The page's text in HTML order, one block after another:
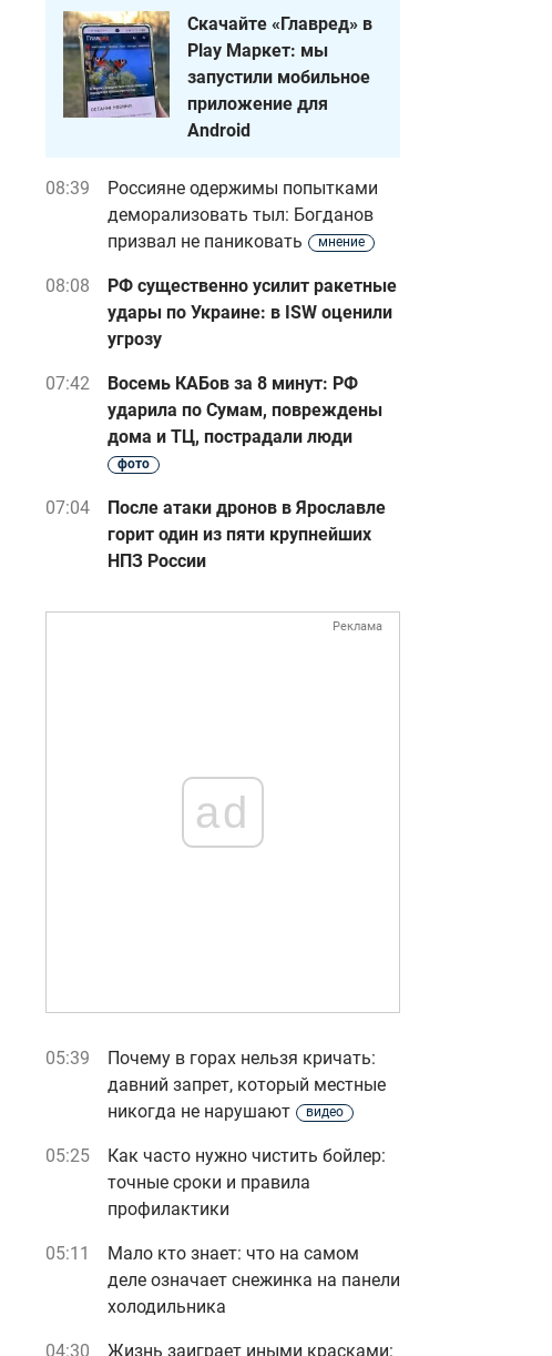
Скачайте «Главред» в
Play Маркет: мы
запустили мобильное
приложение для
Android
08:39
Россияне одержимы попытками
деморализовать тыл: Богданов
призвал не паниковать
мнение
08:08
РФ существенно усилит ракетные
удары по Украине: в ISW оценили
угрозу
07:42
Восемь КАБов за 8 минут: РФ
ударила по Сумам, повреждены
дома и ТЦ, пострадали люди
фото
07:04
После атаки дронов в Ярославле
горит один из пяти крупнейших
НПЗ России
Реклама
ad
05:39
Почему в горах нельзя кричать:
давний запрет, который местные
никогда не нарушают
видео
05:25
Как часто нужно чистить бойлер:
точные сроки и правила
профилактики
05:11
Мало кто знает: что на самом
деле означает снежинка на панели
холодильника
04:30 Жизнь заиграет иными красками: